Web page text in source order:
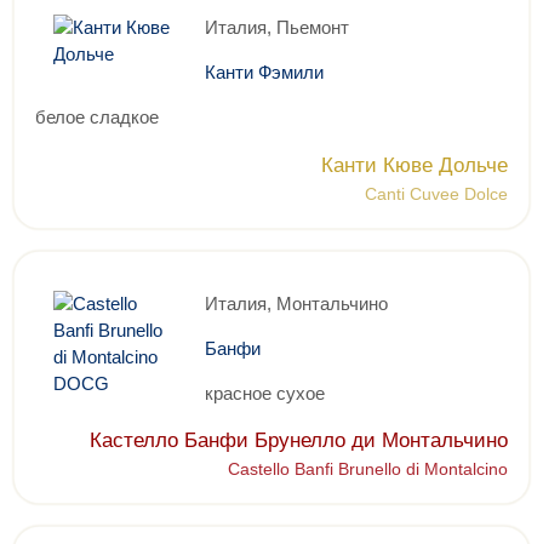
Италия, Пьемонт
Канти Фэмили
белое сладкое
Канти Кюве Дольче
Canti Cuvee Dolce
Италия, Монтальчино
Банфи
красное сухое
Кастелло Банфи Брунелло ди Монтальчино
Castello Banfi Brunello di Montalcino